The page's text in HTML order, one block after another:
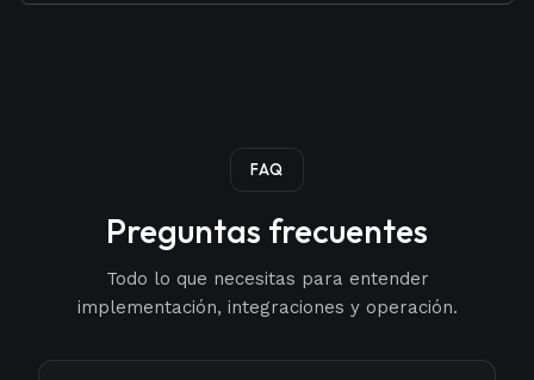
FAQ
Preguntas frecuentes
Todo lo que necesitas para entender
implementación, integraciones y operación.